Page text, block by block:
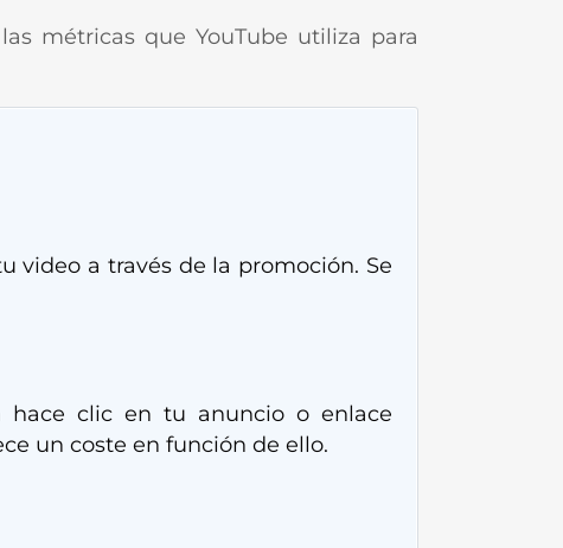
métricas que YouTube utiliza para
video a través de la promoción. Se
hace clic en tu anuncio o enlace
un coste en función de ello.